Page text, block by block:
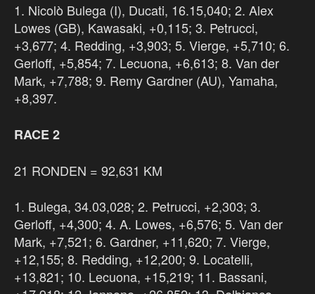
1. Nicolò Bulega (I), Ducati, 16.15,040; 2. Alex
Lowes (GB), Kawasaki, +0,115; 3. Petrucci,
+3,677; 4. Redding, +3,903; 5. Vierge, +5,710; 6.
Gerloff, +5,854; 7. Lecuona, +6,613; 8. Van der
Mark, +7,788; 9. Remy Gardner (AU), Yamaha,
+8,397.
RACE 2
21 RONDEN = 92,631 KM
1. Bulega, 34.03,028; 2. Petrucci, +2,303; 3.
Gerloff, +4,300; 4. A. Lowes, +6,576; 5. Van der
Mark, +7,521; 6. Gardner, +11,620; 7. Vierge,
+12,155; 8. Redding, +12,200; 9. Locatelli,
+13,821; 10. Lecuona, +15,219; 11. Bassani,